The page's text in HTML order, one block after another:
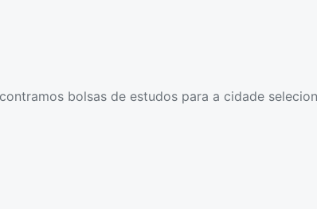
bolsas de estudos para a cidade